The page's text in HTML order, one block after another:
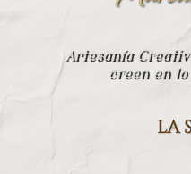
Artesanía
creen en
la